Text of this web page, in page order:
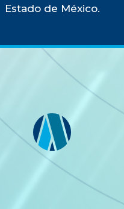
Estado de México.